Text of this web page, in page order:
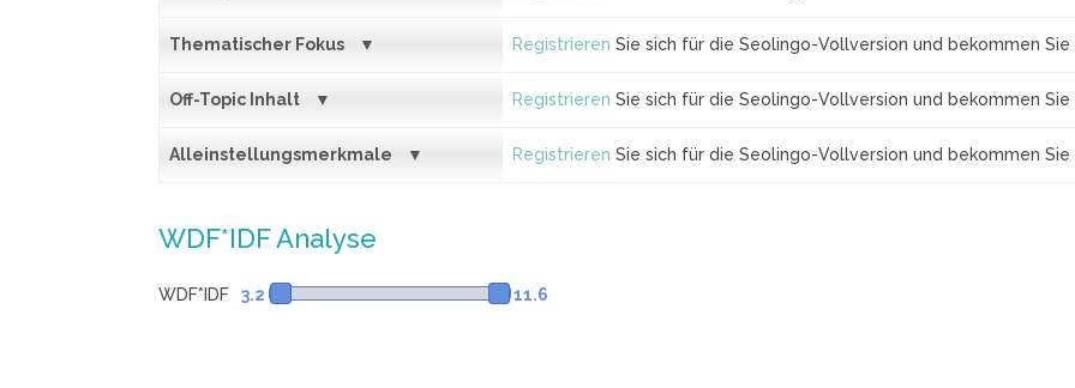
Thematischer Fokus Registrieren Sie sich für die Seolingo-Vollversion und bekommen Sie
Off-Topic Inhalt Registrieren Sie sich für die Seolingo-Vollversion und bekommen Sie
Alleinstellungsmerkmale Registrieren Sie sich für die Seolingo-Vollversion und bekommen Sie
WDF*IDF Analyse
WDF*IDF 3.2 11.6